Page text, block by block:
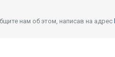
нам об этом, написав на адрес